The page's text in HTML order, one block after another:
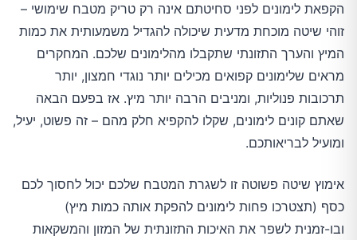
הקפאת לימונים לפני סחיטתם אינה רק טריק מטבח שימושי –
זוהי שיטה מוכחת מדעית שיכולה להגדיל משמעותית את כמות
המיץ והערך התזונתי שתקבלו מהלימונים שלכם. המחקרים
מראים שלימונים קפואים מכילים יותר נוגדי חמצון, יותר
תרכובות פנוליות, ומניבים הרבה יותר מיץ. אז בפעם הבאה
שאתם קונים לימונים, שקלו להקפיא חלק מהם – זה פשוט, יעיל,
ומועיל לבריאותכם.
אימוץ שיטה פשוטה זו לשגרת המטבח שלכם יכול לחסוך לכם
כסף (תצטרכו פחות לימונים להפקת אותה כמות מיץ)
ובו-זמנית לשפר את האיכות התזונתית של המזון והמשקאות